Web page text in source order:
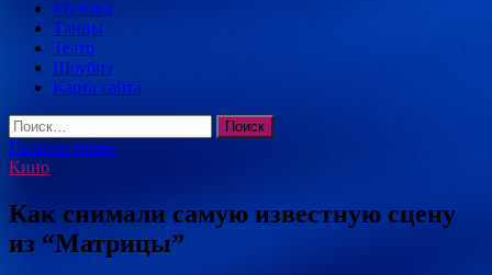
Музыка
Танцы
Театр
Шоубиз
Карта сайта
Найти:
Главное меню
Кино
Как снимали самую известную сцену
из “Матрицы”